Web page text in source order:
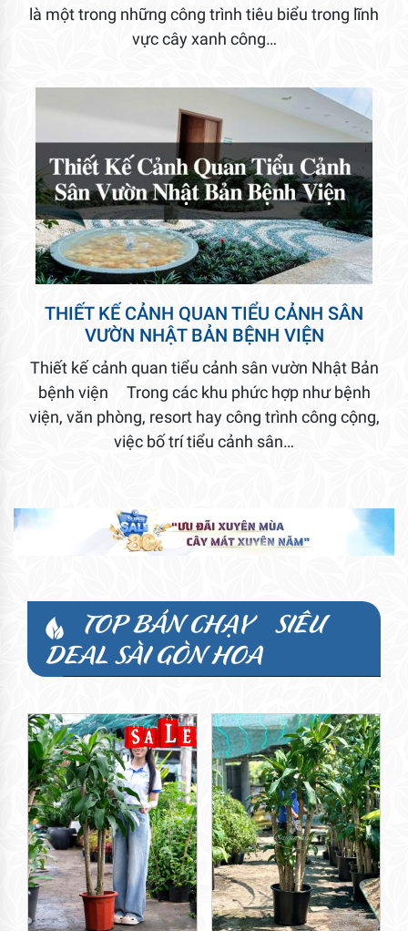
là một trong những công trình tiêu biểu trong lĩnh
vực cây xanh công…
THIẾT KẾ CẢNH QUAN TIỂU CẢNH SÂN
VƯỜN NHẬT BẢN BỆNH VIỆN
Thiết kế cảnh quan tiểu cảnh sân vườn Nhật Bản
bệnh viện Trong các khu phức hợp như bệnh
viện, văn phòng, resort hay công trình công cộng,
việc bố trí tiểu cảnh sân…
TOP BÁN CHẠY - SIÊU
DEAL SÀI GÒN HOA